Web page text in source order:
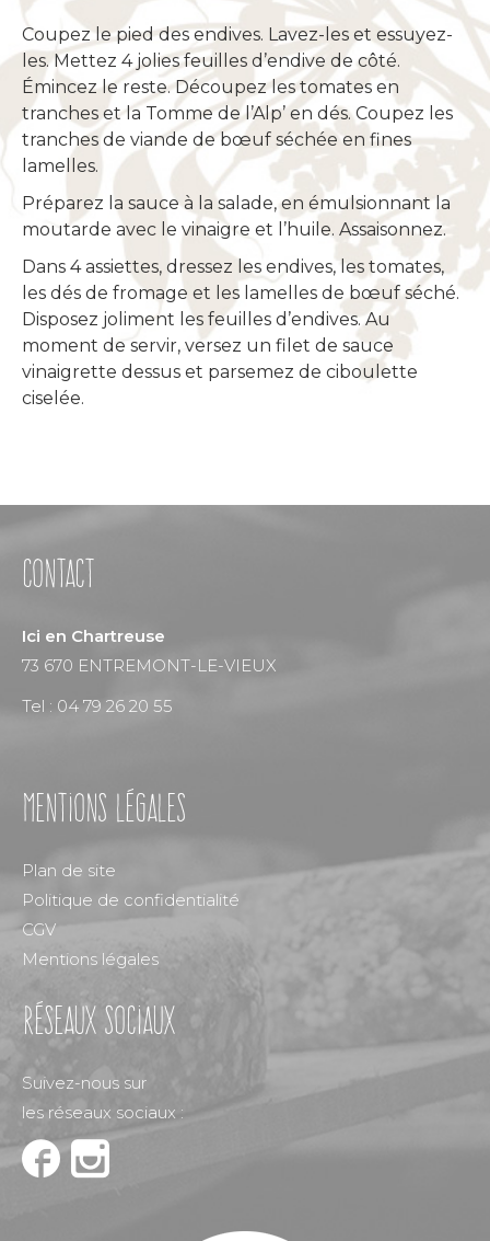
Coupez le pied des endives. Lavez-les et essuyez-
les. Mettez 4 jolies feuilles d’endive de côté.
Émincez le reste. Découpez les tomates en
tranches et la Tomme de l’Alp’ en dés. Coupez les
tranches de viande de bœuf séchée en fines
lamelles.
Préparez la sauce à la salade, en émulsionnant la
moutarde avec le vinaigre et l’huile. Assaisonnez.
Dans 4 assiettes, dressez les endives, les tomates,
les dés de fromage et les lamelles de bœuf séché.
Disposez joliment les feuilles d’endives. Au
moment de servir, versez un filet de sauce
vinaigrette dessus et parsemez de ciboulette
ciselée.
Contact
Ici en Chartreuse
73 670 ENTREMONT-LE-VIEUX
Tel : 04 79 26 20 55
Mentions légales
Plan de site
Politique de confidentialité
CGV
Mentions légales
réseaux sociaux
Suivez-nous sur
les réseaux sociaux :